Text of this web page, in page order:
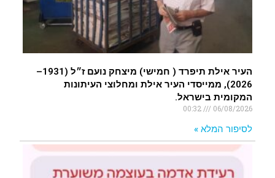
העיר אילת תיפרד ( חמישי) מיצחק נועם ז״ל (1931–
2026), ממייסדי העיר אילת ומחלוצי העיתונות
המקומית בישראל.
06/08/2026
00:32
לסיפור המלא »